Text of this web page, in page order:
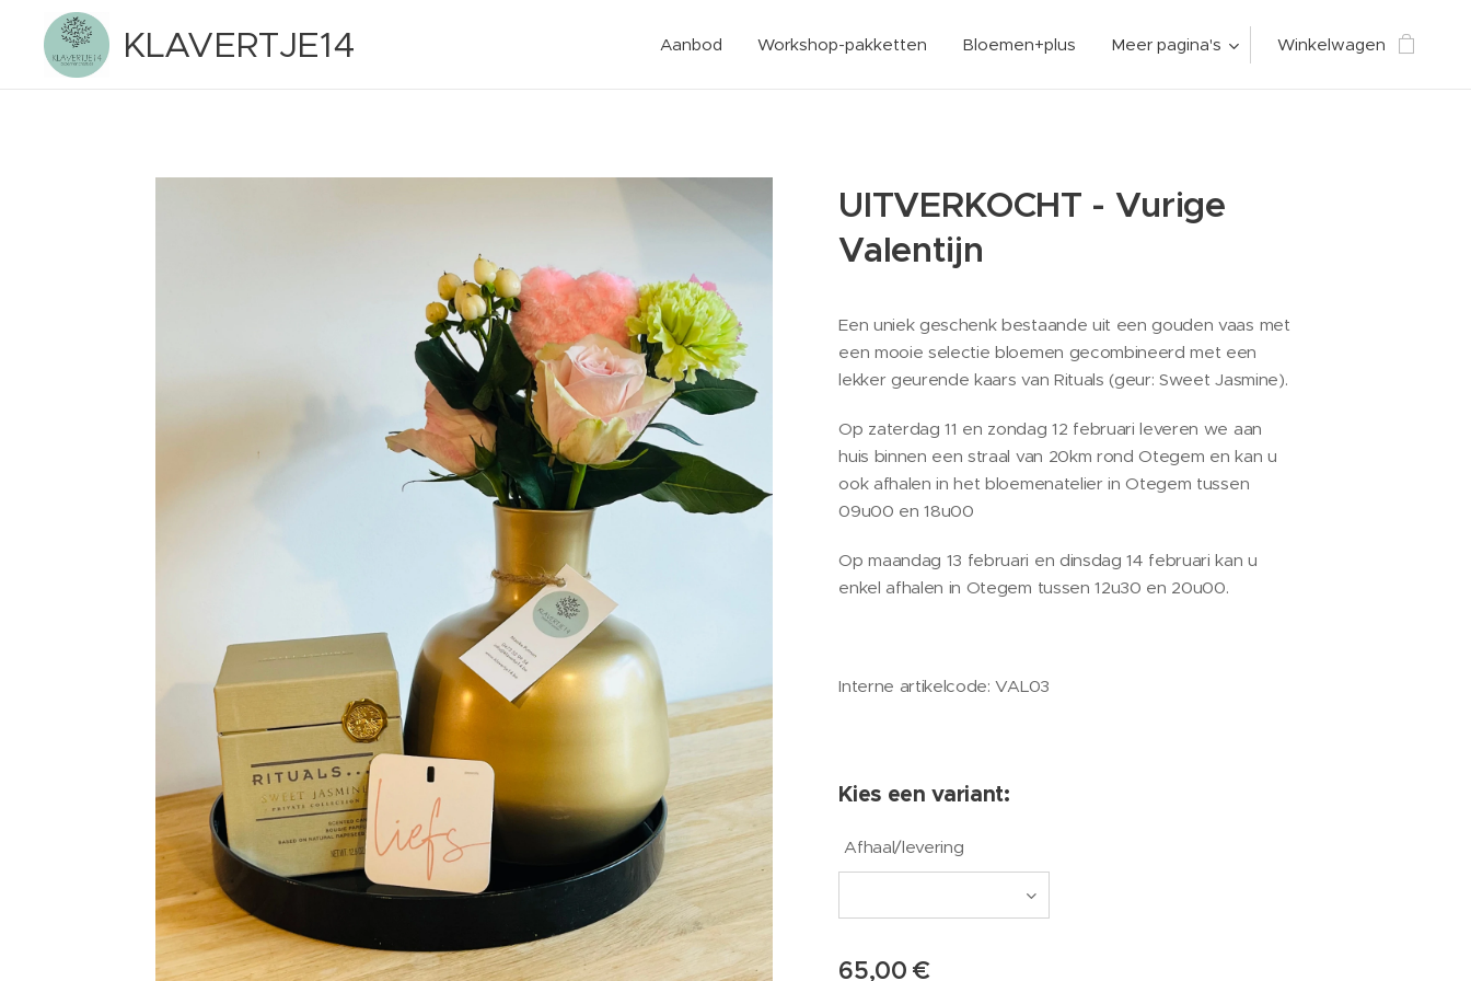
KLAVERTJE14 Aanbod Workshop-pakketten Bloemen+plus Meer pagina's Winkelwagen
UITVERKOCHT - Vurige
Valentijn
Een uniek geschenk bestaande uit een gouden vaas met
een mooie selectie bloemen gecombineerd met een
lekker geurende kaars van Rituals (geur: Sweet Jasmine).
Op zaterdag 11 en zondag 12 februari leveren we aan
huis binnen een straal van 20km rond Otegem en kan u
ook afhalen in het bloemenatelier in Otegem tussen
09u00 en 18u00
Op maandag 13 februari en dinsdag 14 februari kan u
enkel afhalen in Otegem tussen 12u30 en 20u00.
Interne artikelcode: VAL03
Kies een variant:
Afhaal/levering
65,00 €